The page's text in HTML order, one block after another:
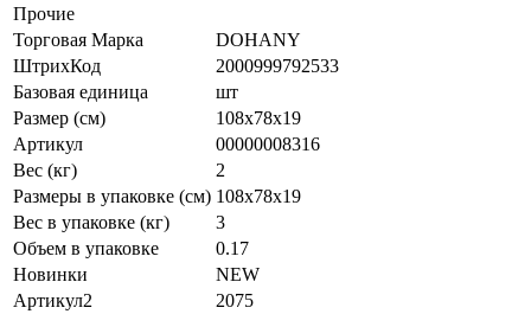
Прочие
Торговая Марка
DOHANY
ШтрихКод
2000999792533
Базовая единица
шт
Размер (см)
108х78х19
Артикул
00000008316
Вес (кг)
2
Размеры в упаковке (см) 108х78х19
Вес в упаковке (кг)
3
Объем в упаковке
0.17
Новинки
NEW
Артикул2
2075